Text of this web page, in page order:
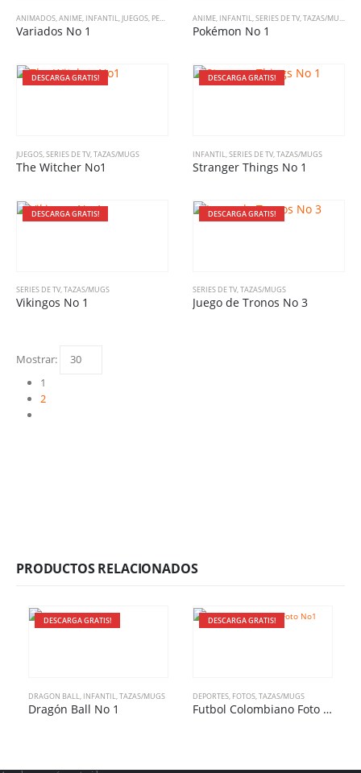
ANIMADOS,ANIME, INFANTIL, JUEGOS, PELÍCULAS SERIES DE TV,TAZAS/MUGS,VARIADO
Variados No 1
ANIME, INFANTIL,SERIES DE TV,TAZAS/MUGS
Pokémon No 1
DESCARGA GRATIS!
JUEGOS SERIES DE TV TAZAS/MUGS
The Witcher No1
DESCARGA GRATIS!
INFANTIL SERIES DE TV TAZAS/MUGS
Stranger Things No 1
DESCARGA GRATIS!
SERIES DE TV,TAZAS/MUGS
Vikingos No 1
DESCARGA GRATIS!
SERIES DE TV,TAZAS/MUGS
Juego de Tronos No 3
Mostrar:
1
2
PRODUCTOS RELACIONADOS
DESCARGA GRATIS!
DRAGON BALL, INFANTIL,TAZAS/MUGS
Dragón Ball No 1
DESCARGA GRATIS!
DEPORTES, FOTOS,TAZAS/MUGS
Futbol Colombiano Foto No1